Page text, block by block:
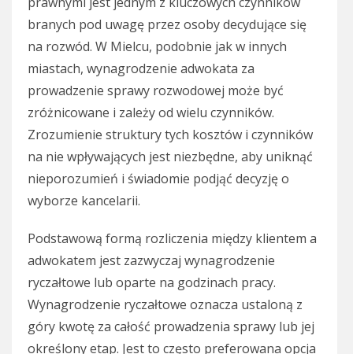
branych pod uwagę przez osoby decydujące się
na rozwód. W Mielcu, podobnie jak w innych
miastach, wynagrodzenie adwokata za
prowadzenie sprawy rozwodowej może być
zróżnicowane i zależy od wielu czynników.
Zrozumienie struktury tych kosztów i czynników
na nie wpływających jest niezbędne, aby uniknąć
nieporozumień i świadomie podjąć decyzję o
wyborze kancelarii.
Podstawową formą rozliczenia między klientem a
adwokatem jest zazwyczaj wynagrodzenie
ryczałtowe lub oparte na godzinach pracy.
Wynagrodzenie ryczałtowe oznacza ustaloną z
góry kwotę za całość prowadzenia sprawy lub jej
określony etap. Jest to często preferowana opcja